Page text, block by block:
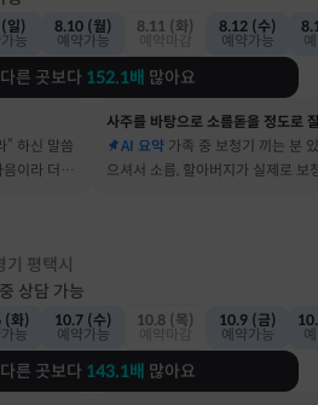
일)
능
8.10 (월)
예약가능
8.11 (화)
8.12 (수)
예약가능
른 곳보다 152.1배 많아요
” 하신 말씀
이라 더 신
AI 요약 가족 중 보청기 끼는 분
으셔서 소름, 할아버지가 실제로 보
기 평택시
상담 가능
(화)
능
10.7 (수)
예약가능
10.8 (목)
10.9 (금)
예약가능
른 곳보다 143.1배 많아요